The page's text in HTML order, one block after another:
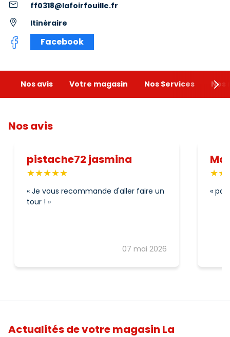
ff0318@lafoirfouille.fr
Itinéraire
Facebook
Nos avis Votre magasin Nos Services Nos
Nos avis
pistache72 jasmina
07 mai 2026
Je vous recommande d'aller faire un
tour !
Actualités de votre magasin La